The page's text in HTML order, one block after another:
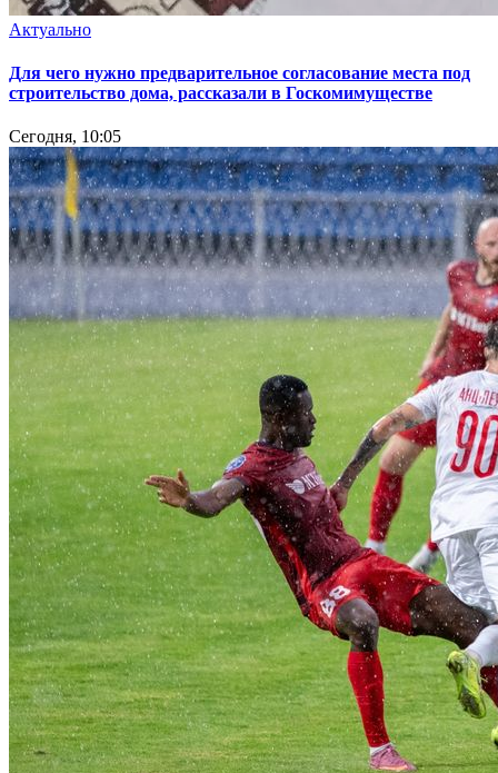
Актуально
Для чего нужно предварительное согласование места под
строительство дома, рассказали в Госкомимуществе
Сегодня, 10:05